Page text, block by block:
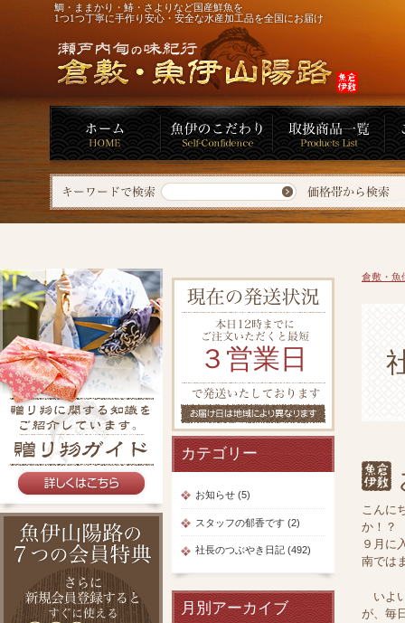
鯛・ままかり・鰆・さよりなど国産鮮魚を
1つ1つ丁寧に手作り安心・安全な水産加工品を全国にお届け
倉敷・魚
こんに
か！？
９月に
南では
いよ
が、毎
カテゴリー
お知らせ (5)
スタッフの郁香です (2)
社長のつぶやき日記 (492)
月別アーカイブ